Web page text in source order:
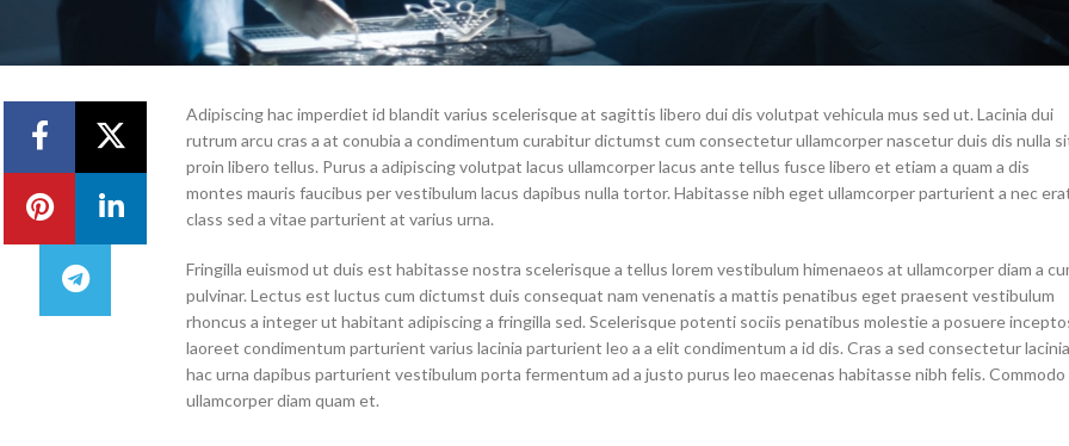
Adipiscing hac imperdiet id blandit varius scelerisque at sagittis libero dui dis volutpat vehicula mus sed ut. Lacinia dui
rutrum arcu cras a at conubia a condimentum curabitur dictumst cum consectetur ullamcorper nascetur duis dis nulla
proin libero tellus. Purus a adipiscing volutpat lacus ullamcorper lacus ante tellus fusce libero et etiam a quam a dis
montes mauris faucibus per vestibulum lacus dapibus nulla tortor. Habitasse nibh eget ullamcorper parturient a nec
class sed a vitae parturient at varius urna.
Fringilla euismod ut duis est habitasse nostra scelerisque a tellus lorem vestibulum himenaeos at ullamcorper diam a
pulvinar. Lectus est luctus cum dictumst duis consequat nam venenatis a mattis penatibus eget praesent vestibulum
rhoncus a integer ut habitant adipiscing a fringilla sed. Scelerisque potenti sociis penatibus molestie a posuere
laoreet condimentum parturient varius lacinia parturient leo a a elit condimentum a id dis. Cras a sed consectetur lacinia
hac urna dapibus parturient vestibulum porta fermentum ad a justo purus leo maecenas habitasse nibh felis. Commodo
ullamcorper diam quam et.